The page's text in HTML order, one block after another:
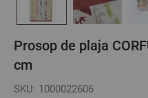
Prosop de plaja
cm
SKU: 1000022606